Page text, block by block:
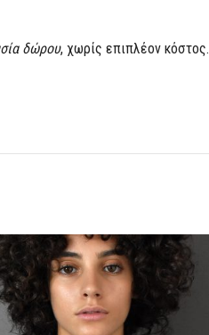
δώρου, χωρίς επιπλέον κόστος.